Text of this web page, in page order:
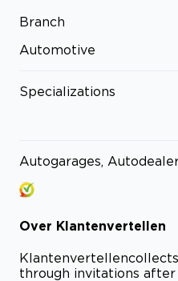
Branch
Automotive
Specializations
Autogarages,
Over Klantenvertellen
Klantenvertellen
through invitations after